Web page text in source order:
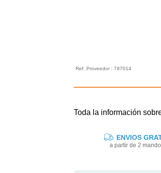
Ref. Proveedor : 787014
Toda la información
ENVIOS
a partir de 2